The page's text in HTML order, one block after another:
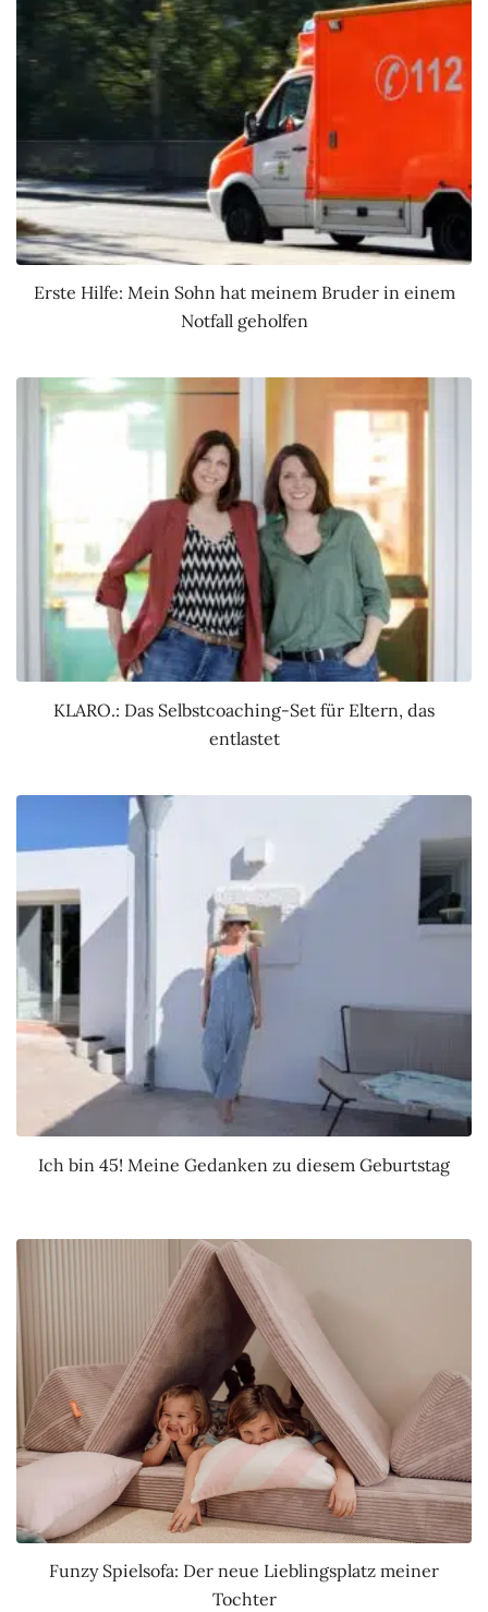
Erste Hilfe: Mein Sohn hat meinem Bruder in einem
Notfall geholfen
KLARO.: Das Selbstcoaching-Set für Eltern, das
entlastet
Ich bin 45! Meine Gedanken zu diesem Geburtstag
Funzy Spielsofa: Der neue Lieblingsplatz meiner
Tochter